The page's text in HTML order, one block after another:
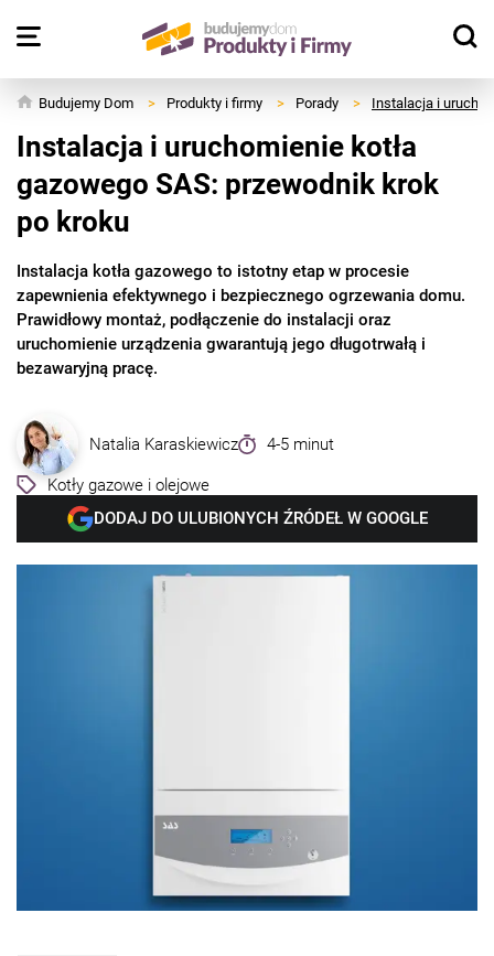
Budujemy Dom > Produkty i firmy > Porady > Instalacja i
Instalacja i uruchomienie kotła
gazowego SAS: przewodnik krok
po kroku
Instalacja kotła gazowego to istotny etap w procesie
zapewnienia efektywnego i bezpiecznego ogrzewania domu.
Prawidłowy montaż, podłączenie do instalacji oraz
uruchomienie urządzenia gwarantują jego długotrwałą i
bezawaryjną pracę.
Natalia Karaskiewicz 4-5 minut
Kotły gazowe i olejowe
DODAJ DO ULUBIONYCH ŹRÓDEŁ W GOOGLE